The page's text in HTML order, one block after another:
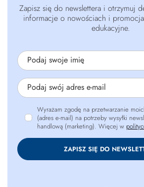
Zapisz się do newslettera i otrzymuj
informacje o nowościach i
edukacyjne.
Podaj swoje imię
Podaj swój adres e-mail
Wyrażam zgodę na przetwarzanie
(adres e-mail) na potrzeby wysyłki
handlową (marketing). Więcej w
ZAPISZ SIĘ DO